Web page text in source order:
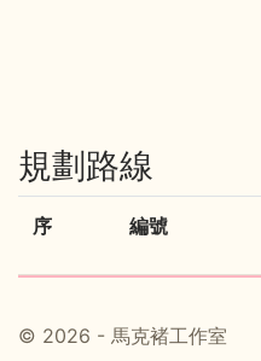
規劃路線
序 編號
© 2026 - 馬克褚工作室